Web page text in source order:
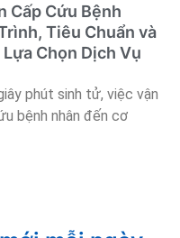
Cấp Cứu Bệnh
Tiêu Chuẩn và
Chọn Dịch Vụ
phút sinh tử, việc vận
bệnh nhân đến cơ